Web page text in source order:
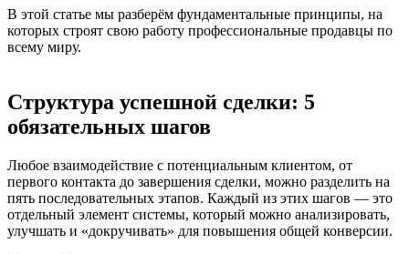
В этой статье мы разберём фундаментальные принципы, на
которых строят свою работу профессиональные продавцы по
всему миру.
Структура успешной сделки: 5
обязательных шагов
Любое взаимодействие с потенциальным клиентом, от
первого контакта до завершения сделки, можно разделить на
пять последовательных этапов. Каждый из этих шагов — это
отдельный элемент системы, который можно анализировать,
улучшать и «докручивать» для повышения общей конверсии.